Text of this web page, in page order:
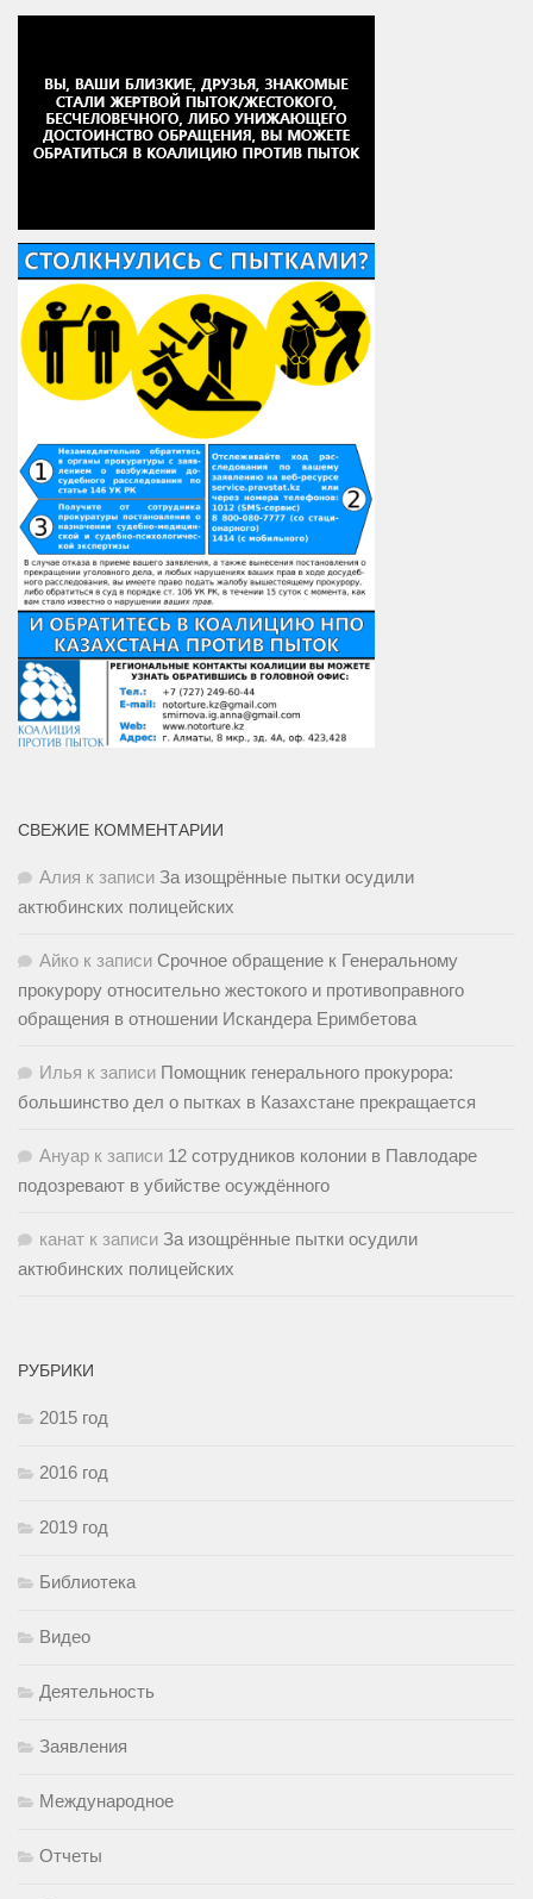
СВЕЖИЕ КОММЕНТАРИИ
Алия к записи За изощрённые пытки осудили
актюбинских полицейских
Айко к записи Срочное обращение к Генеральному
прокурору относительно жестокого и противоправного
обращения в отношении Искандера Еримбетова
Илья к записи Помощник генерального прокурора:
большинство дел о пытках в Казахстане прекращается
Ануар к записи 12 сотрудников колонии в Павлодаре
подозревают в убийстве осуждённого
канат к записи За изощрённые пытки осудили
актюбинских полицейских
РУБРИКИ
2015 год
2016 год
2019 год
Библиотека
Видео
Деятельность
Заявления
Международное
Отчеты